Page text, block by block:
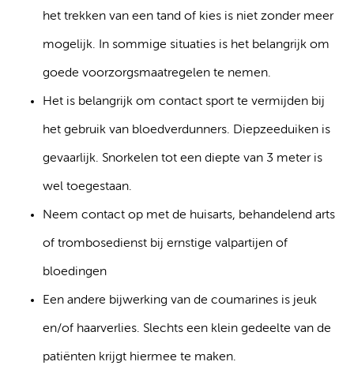
het trekken van een tand of kies is niet zonder meer
mogelijk. In sommige situaties is het belangrijk om
goede voorzorgsmaatregelen te nemen.
Het is belangrijk om contact sport te vermijden bij
het gebruik van bloedverdunners. Diepzeeduiken is
gevaarlijk. Snorkelen tot een diepte van 3 meter is
wel toegestaan.
Neem contact op met de huisarts, behandelend arts
of trombosedienst bij ernstige valpartijen of
bloedingen
Een andere bijwerking van de coumarines is jeuk
en/of haarverlies. Slechts een klein gedeelte van de
patiënten krijgt hiermee te maken.